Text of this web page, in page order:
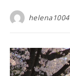
helena1004